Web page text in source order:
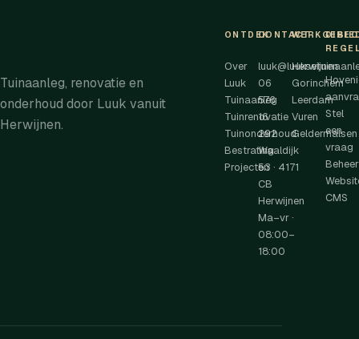
Tuinaanleg, renovatie en
onderhoud door Luuk vanuit
Herwijnen.
ONTDEK
Over
Luuk
Tuinaanleg
Tuinrenovatie
Tuinonderhoud
Bestrating
Projecten
CONTACT
06
576
16
292
Waaldijk
53 · 4171
CB
Herwijnen
Ma–vr ·
08:00–
18:00
Herwijnen
Gorinchem
Leerdam
Vuren
Geldermalsen
Stel
een
vraag
Beheer
CMS